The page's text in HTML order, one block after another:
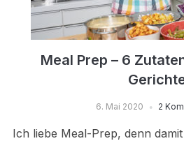
Meal Prep – 6
6. Mai 2020 2
Ich liebe Meal-Prep, denn